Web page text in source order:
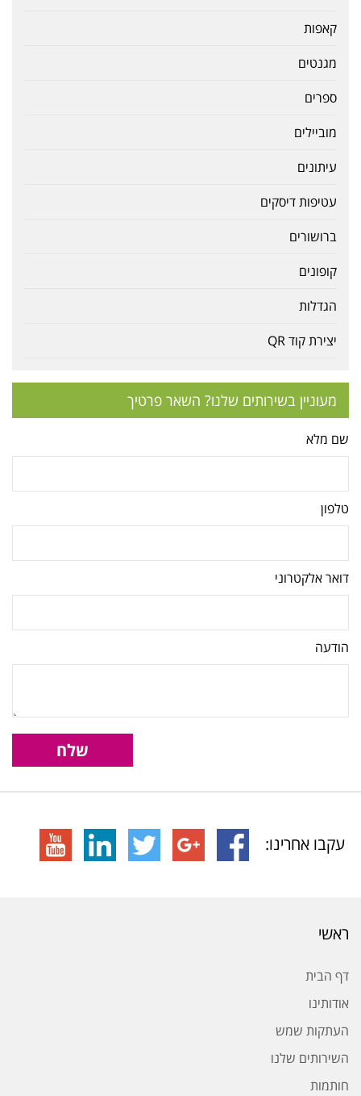
קאפות
מגנטים
ספרים
מוביילים
עיתונים
עטיפות דיסקים
ברושורים
קופונים
הגדלות
יצירת קוד QR
מעוניין בשירותים שלנו? השאר פרטיך
שם מלא
טלפון
דואר אלקטרוני
הודעה
שלח
עקבו אחרינו:
ראשי
דף הבית
אודותינו
העתקות שמש
השירותים שלנו
חותמות